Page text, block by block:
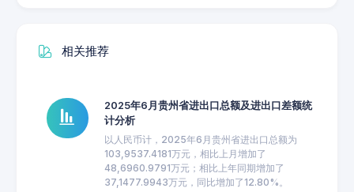
相关推荐
2025年6月贵州省进出口总额及进出口差额统
计分析
以人民币计，2025年6月贵州省进出口总额为
103,9537.4181万元，相比上月增加了
48,6960.9791万元；相比上年同期增加了
37,1477.9943万元，同比增加了12.80%。